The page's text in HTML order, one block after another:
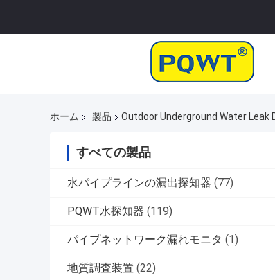
ホーム 製品 Outdoor Underground Water Leak
すべての製品
水パイプラインの漏出探知器 (77)
PQWT水探知器 (119)
パイプネットワーク漏れモニタ (1)
地質調査装置 (22)